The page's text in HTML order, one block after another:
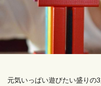
元気いっぱい遊びたい盛りの